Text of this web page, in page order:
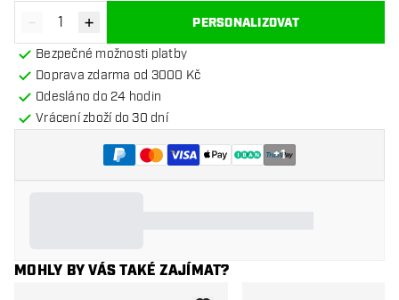
Snížit množství
- Zvýšit množství
+ PERSONALIZOVAT
Bezpečné možnosti platby
Doprava zdarma od 3000 Kč
Odesláno do 24 hodin
Vrácení zboží do 30 dní
+1
MOHLY BY VÁS TAKÉ ZAJÍMAT?